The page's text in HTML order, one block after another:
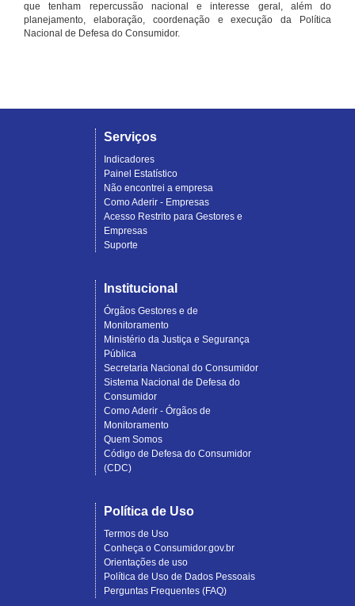
que tenham repercussão nacional e interesse geral, além do
planejamento, elaboração, coordenação e execução da Política
Nacional de Defesa do Consumidor.
Serviços
Indicadores
Painel Estatístico
Não encontrei a empresa
Como Aderir - Empresas
Acesso Restrito para Gestores e
Empresas
Suporte
Institucional
Órgãos Gestores e de
Monitoramento
Ministério da Justiça e Segurança
Pública
Secretaria Nacional do Consumidor
Sistema Nacional de Defesa do
Consumidor
Como Aderir - Órgãos de
Monitoramento
Quem Somos
Código de Defesa do Consumidor
(CDC)
Política de Uso
Termos de Uso
Conheça o Consumidor.gov.br
Orientações de uso
Política de Uso de Dados Pessoais
Perguntas Frequentes (FAQ)